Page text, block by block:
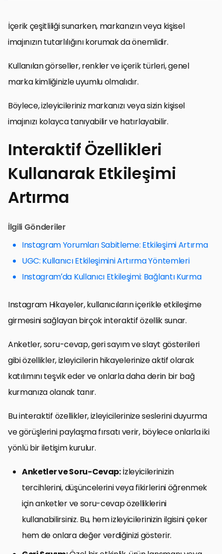
İçerik çeşitliliği sunarken, markanızın veya kişisel
imajınızın tutarlılığını korumak da önemlidir.
Kullanılan görseller, renkler ve içerik türleri, genel
marka kimliğinizle uyumlu olmalıdır.
Böylece, izleyicileriniz markanızı veya sizin kişisel
imajınızı kolayca tanıyabilir ve hatırlayabilir.
Interaktif Özellikleri
Kullanarak Etkileşimi
Artırma
İlgili Gönderiler
Instagram Yorumları Sabitleme: Etkileşimi Artırma
UGC: Kullanıcı Etkileşimini Artırma Yöntemleri
Instagram’da Kullanıcı Etkileşimi: Bağlantı Kurma
Instagram Hikayeler, kullanıcıların içerikle etkileşime
girmesini sağlayan birçok interaktif özellik sunar.
Anketler, soru-cevap, geri sayım ve slayt gösterileri
gibi özellikler, izleyicilerin hikayelerinize aktif olarak
katılımını teşvik eder ve onlarla daha derin bir bağ
kurmanıza olanak tanır.
Bu interaktif özellikler, izleyicilerinize seslerini duyurma
ve görüşlerini paylaşma fırsatı verir, böylece onlarla iki
yönlü bir iletişim kurulur.
Anketler ve Soru-Cevap:İzleyicilerinizin
tercihlerini, düşüncelerini veya fikirlerini öğrenmek
için anketler ve soru-cevap özelliklerini
kullanabilirsiniz. Bu, hem izleyicilerinizin ilgisini çeker
hem de onlara değer verdiğinizi gösterir.